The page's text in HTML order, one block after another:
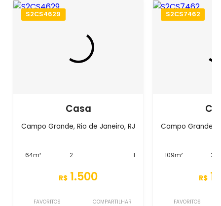
S2CS4629
Casa
Campo Grande, Rio de Janeiro, RJ
64m² 2 - 1
R$ 1.500
FAVORITOS COMPARTILHAR
S2CS7462
Campo Grande,
109m² 2
R$
FAVORITOS